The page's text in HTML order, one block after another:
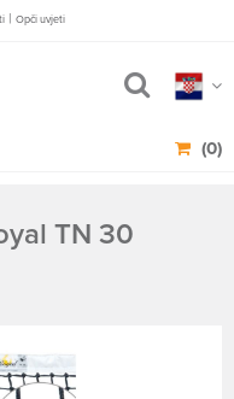
| Opči uvjeti
(0)
TN 30